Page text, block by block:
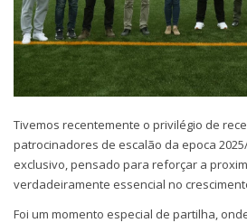
Tivemos recentemente o privilégio de
patrocinadores de escalão da epoca
exclusivo, pensado para reforçar a
verdadeiramente essencial no
Foi um momento especial de partilha,